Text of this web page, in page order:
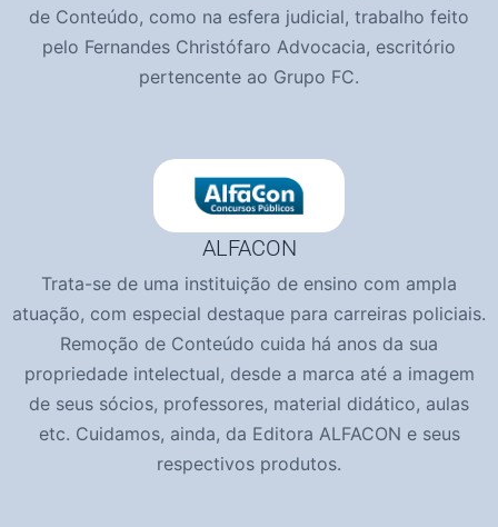
de Conteúdo, como na esfera judicial, trabalho feito
pelo Fernandes Christófaro Advocacia, escritório
pertencente ao Grupo FC.
ALFACON
Trata-se de uma instituição de ensino com ampla
atuação, com especial destaque para carreiras policiais.
Remoção de Conteúdo cuida há anos da sua
propriedade intelectual, desde a marca até a imagem
de seus sócios, professores, material didático, aulas
etc. Cuidamos, ainda, da Editora ALFACON e seus
respectivos produtos.